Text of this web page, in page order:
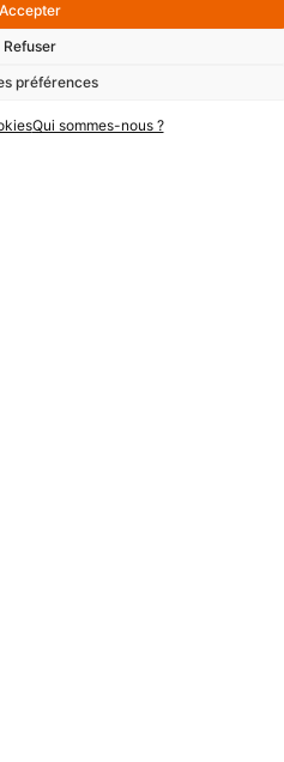
Accepter
Refuser
préférences
Qui sommes-nous ?